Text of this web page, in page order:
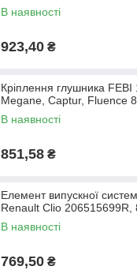
В наявності
923,40 ₴
Кріплення глушника
Megane, Captur, Fluence
В наявності
851,58 ₴
Елемент випускної
Renault Clio 206515699R,
В наявності
769,50 ₴